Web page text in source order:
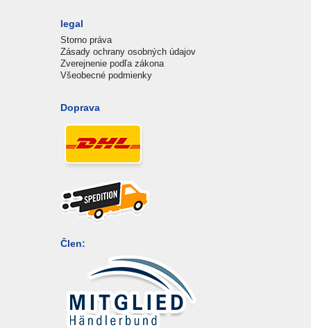
legal
Storno práva
Zásady ochrany osobných údajov
Zverejnenie podľa zákona
Všeobecné podmienky
Doprava
Člen: